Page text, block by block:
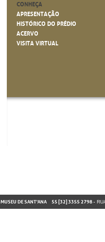
CONHEÇA
APRESENTAÇÃO
HISTÓRICO DO PRÉDIO
ACERVO
VISITA VIRTUAL
MUSEU DE SANT'ANA 55 [32] 3355 2798-